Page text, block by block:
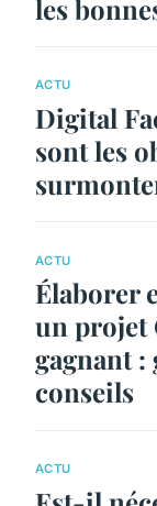
les
ACTU
Digital
sont les
ACTU
Élaborer
un projet
gagnant :
conseils
ACTU